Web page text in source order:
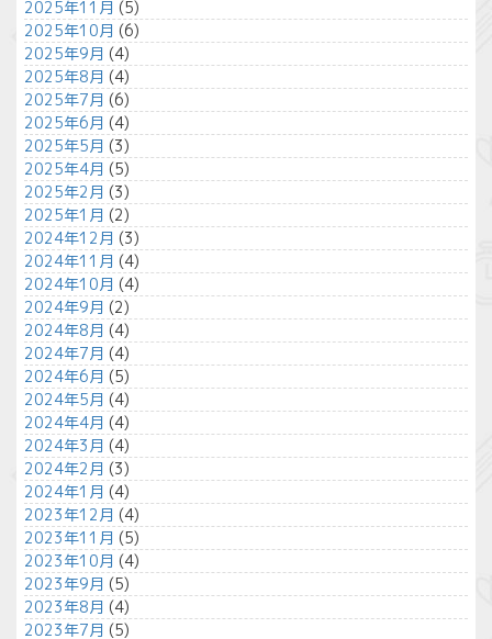
2025年11月 (5)
2025年10月 (6)
2025年9月 (4)
2025年8月 (4)
2025年7月 (6)
2025年6月 (4)
2025年5月 (3)
2025年4月 (5)
2025年2月 (3)
2025年1月 (2)
2024年12月 (3)
2024年11月 (4)
2024年10月 (4)
2024年9月 (2)
2024年8月 (4)
2024年7月 (4)
2024年6月 (5)
2024年5月 (4)
2024年4月 (4)
2024年3月 (4)
2024年2月 (3)
2024年1月 (4)
2023年12月 (4)
2023年11月 (5)
2023年10月 (4)
2023年9月 (5)
2023年8月 (4)
2023年7月 (5)